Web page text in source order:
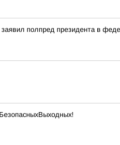
полпред президента в